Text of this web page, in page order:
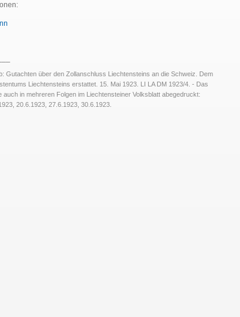
Gutachten über den Zollanschluss Liechtensteins an die Schweiz. Dem
Liechtensteins erstattet. 15. Mai 1923. LI LA DM 1923/4. - Das
auch in mehreren Folgen im Liechtensteiner Volksblatt abegedruckt:
20.6.1923, 27.6.1923, 30.6.1923.